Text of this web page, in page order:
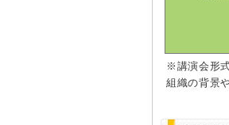
※講演会形
組織の背景